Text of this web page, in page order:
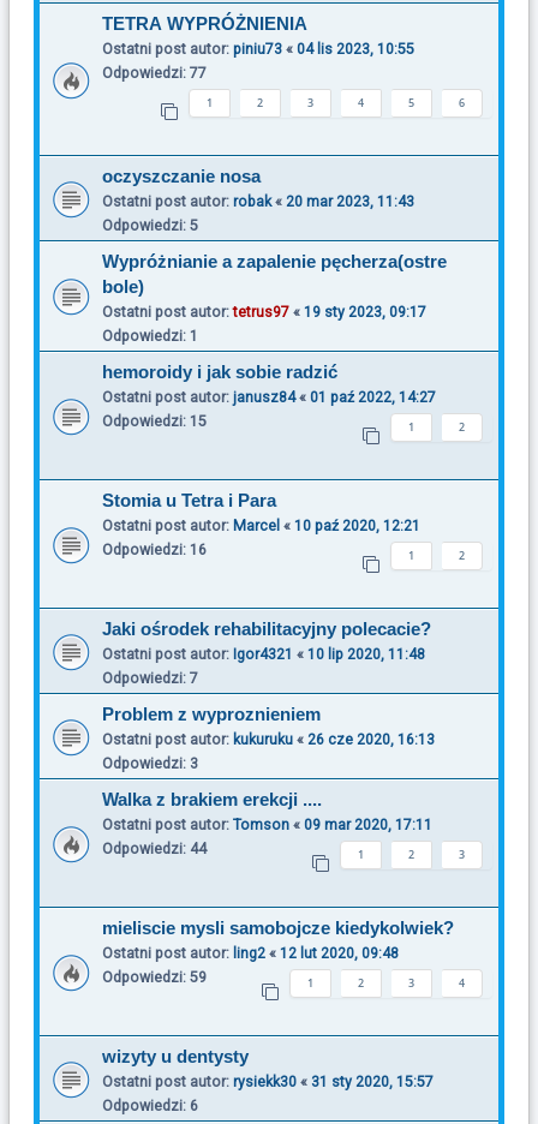
TETRA WYPRÓŻNIENIA
Ostatni post autor: piniu73 « 04 lis 2023, 10:55
Odpowiedzi: 77
1 2 3 4 5 6
oczyszczanie nosa
Ostatni post autor: robak« 20 mar 2023, 11:43
Odpowiedzi: 5
Wypróżnianie a zapalenie pęcherza(ostre
bole)
Ostatni post autor:tetrus97 « 19 sty 2023, 09:17
Odpowiedzi: 1
hemoroidy i jak sobie radzić
Ostatni post autor: janusz84« 01 paź 2022, 14:27
Odpowiedzi: 15 1 2
Stomia u Tetra i Para
Ostatni post autor: Marcel « 10 paź 2020, 12:21
Odpowiedzi: 16 1 2
Jaki ośrodek rehabilitacyjny polecacie?
Ostatni post autor: Igor4321 « 10 lip 2020, 11:48
Odpowiedzi: 7
Problem z wyproznieniem
Ostatni post autor: kukuruku « 26 cze 2020, 16:13
Odpowiedzi: 3
Walka z brakiem erekcji ....
Ostatni post autor: Tomson « 09 mar 2020, 17:11
Odpowiedzi: 44 1 2 3
mieliscie mysli samobojcze kiedykolwiek?
Ostatni post autor: ling2 « 12 lut 2020, 09:48
Odpowiedzi: 59 1 2 3 4
wizyty u dentysty
Ostatni post autor: rysiekk30 « 31 sty 2020, 15:57
Odpowiedzi: 6